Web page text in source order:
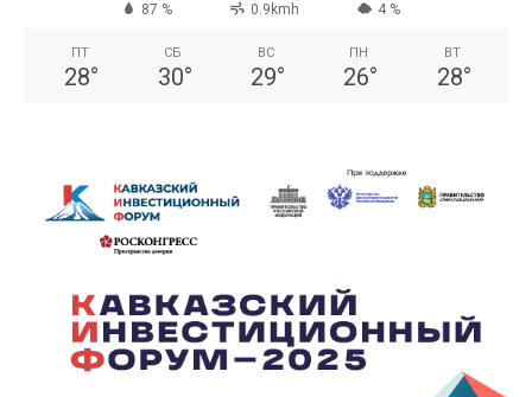
87 % 0.9kmh 4 %
ПТ
28°
СБ
30°
ВС
29°
ПН
26°
ВТ
28°